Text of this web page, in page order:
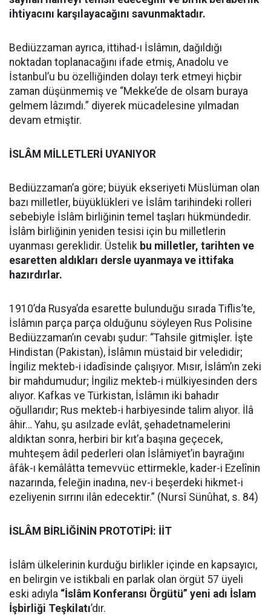
ihtiyacını karşılayacağını savunmaktadır.
Bediüzzaman ayrıca, ittihad-ı İslâmın, dağıldığı
noktadan toplanacağını ifade etmiş, Anadolu ve
İstanbul’u bu özelliğinden dolayı terk etmeyi hiçbir
zaman düşünmemiş ve “Mekke’de de olsam buraya
gelmem lâzımdı.” diyerek mücadelesine yılmadan
devam etmiştir.
İSLÂM MİLLETLERİ UYANIYOR
Bediüzzaman’a göre; büyük ekseriyeti Müslüman olan
bazı milletler, büyüklükleri ve İslâm tarihindeki rolleri
sebebiyle İslâm birliğinin temel taşları hükmündedir.
İslâm birliğinin yeniden tesisi için bu milletlerin
uyanması gereklidir. Üstelik bu milletler, tarihten ve
esaretten aldıkları dersle uyanmaya ve ittifaka
hazırdırlar.
1910’da Rusya’da esarette bulunduğu sırada Tiflis’te,
İslâmın parça parça olduğunu söyleyen Rus Polisine
Bediüzzaman’ın cevabı şudur: “Tahsile gitmişler. İşte
Hindistan (Pakistan), İslâmın müstaid bir veledidir;
İngiliz mekteb-i idadîsinde çalışıyor. Mısır, İslâm’ın zeki
bir mahdumudur; İngiliz mekteb-i mülkiyesinden ders
alıyor. Kafkas ve Türkistan, İslâmın iki bahadır
oğullarıdır; Rus mekteb-i harbiyesinde talim alıyor. İlâ
âhir… Yahu, şu asılzade evlât, şehadetnamelerini
aldıktan sonra, herbiri bir kıt’a başına geçecek,
muhteşem âdil pederleri olan İslâmiyet’in bayrağını
âfâk-ı kemâlâtta temevvüc ettirmekle, kader-i Ezelînin
nazarında, feleğin inadına, nev-i beşerdeki hikmet-i
ezeliyenin sırrını ilân edecektir.” (Nursî Sünûhat, s. 84)
İSLÂM BİRLİĞİNİN PROTOTİPİ: İİT
İslâm ülkelerinin kurduğu birlikler içinde en kapsayıcı,
en belirgin ve istikbali en parlak olan örgüt 57 üyeli
eski adıyla “İslâm Konferansı Örgütü” yeni adı İslam
İşbirliği Teşkilatı’dır.